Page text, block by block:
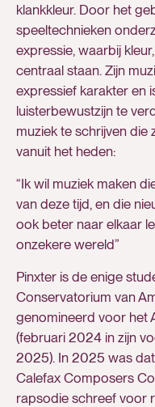
klankkleur. Door het
speeltechnieken
expressie, waarbij
centraal staan. Zijn
expressief karakter en
luisterbewustzijn te
muziek te schrijven
vanuit het heden:
“Ik wil muziek maken
van deze tijd, en die
ook beter naar elkaar
onzekere wereld”
Pinxter is de enige
Conservatorium van
genomineerd voor het
(februari 2024 in zijn
2025). In 2025 was
Calefax Composers
rapsodie schreef voor